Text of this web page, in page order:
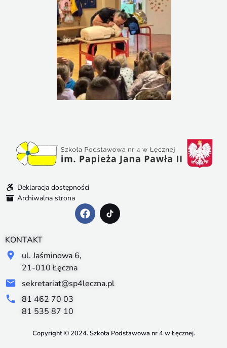
Deklaracja dostępności
Archiwalna strona
KONTAKT
ul. Jaśminowa 6,
21-010 Łęczna
sekretariat@sp4leczna.pl
81 462 70 03
81 535 87 10
Copyright © 2024. Szkoła Podstawowa nr 4 w Łęcznej.